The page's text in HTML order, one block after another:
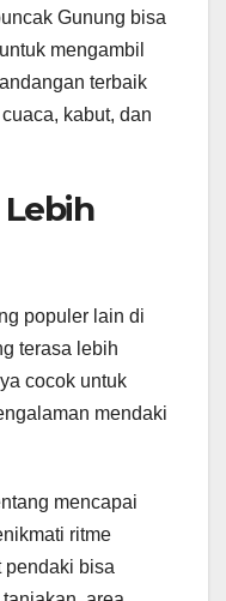
Gunung bisa
mengambil
terbaik
kabut, dan
Lebih
populer lain di
terasa lebih
cocok untuk
mendaki
mencapai
ritme
pendaki bisa